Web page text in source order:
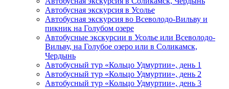
Автобусная экскурсия в Усолье
Автобусная экскурсия во Всеволодо-Вильву и
пикник на Голубом озере
Автобусные экскурсии в Усолье или Всеволодо-
Вильву, на Голубое озеро или в Соликамск,
Чердынь
Автобусный тур «Кольцо Удмуртии», день 1
Автобусный тур «Кольцо Удмуртии», день 2
Автобусный тур «Кольцо Удмуртии», день 3